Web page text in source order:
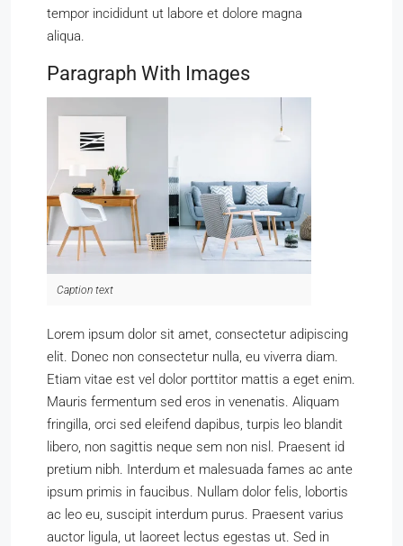
tempor incididunt ut labore et dolore magna
aliqua.
Paragraph With Images
Caption text
Lorem ipsum dolor sit amet, consectetur adipiscing
elit. Donec non consectetur nulla, eu viverra diam.
Etiam vitae est vel dolor porttitor mattis a eget enim.
Mauris fermentum sed eros in venenatis. Aliquam
fringilla, orci sed eleifend dapibus, turpis leo blandit
libero, non sagittis neque sem non nisl. Praesent id
pretium nibh. Interdum et malesuada fames ac ante
ipsum primis in faucibus. Nullam dolor felis, lobortis
ac leo eu, suscipit interdum purus. Praesent varius
auctor ligula, ut laoreet lectus egestas ut. Sed in